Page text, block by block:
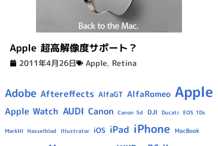
Apple 超高解像度サポート？
2011年4月26日 Apple, Retina
Adobe Aftereffects AlfaGT AlfaRomeo Apple
Apple Watch AUDI Canon Canon 5d DJI Ducati EOS 1Ds
MarkIII Hasselblad Illustrator iOS iPad iPhone MacBook